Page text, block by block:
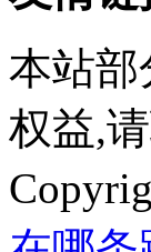
本站部
权益,